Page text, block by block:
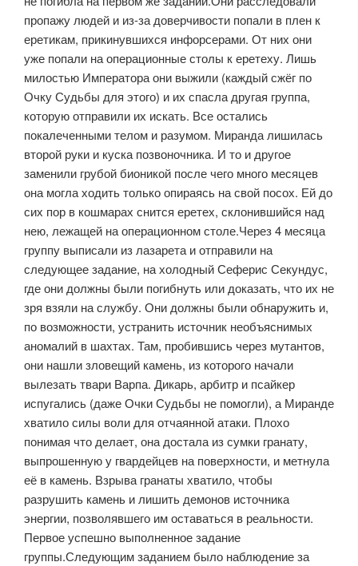
пропажу людей и из-за доверчивости попали в плен к
еретикам, прикинувшихся инфорсерами. От них они
уже попали на операционные столы к еретеху. Лишь
милостью Императора они выжили (каждый сжёг по
Очку Судьбы для этого) и их спасла другая группа,
которую отправили их искать. Все остались
покалеченными телом и разумом. Миранда лишилась
второй руки и куска позвоночника. И то и другое
заменили грубой бионикой после чего много месяцев
она могла ходить только опираясь на свой посох. Ей до
сих пор в кошмарах снится еретех, склонившийся над
нею, лежащей на операционном столе.Через 4 месяца
группу выписали из лазарета и отправили на
следующее задание, на холодный Сеферис Секундус,
где они должны были погибнуть или доказать, что их не
зря взяли на службу. Они должны были обнаружить и,
по возможности, устранить источник необъяснимых
аномалий в шахтах. Там, пробившись через мутантов,
они нашли зловещий камень, из которого начали
вылезать твари Варпа. Дикарь, арбитр и псайкер
испугались (даже Очки Судьбы не помогли), а Миранде
хватило силы воли для отчаянной атаки. Плохо
понимая что делает, она достала из сумки гранату,
выпрошенную у гвардейцев на поверхности, и метнула
её в камень. Взрыва гранаты хватило, чтобы
разрушить камень и лишить демонов источника
энергии, позволявшего им оставаться в реальности.
Первое успешно выполненное задание
группы.Следующим заданием было наблюдение за